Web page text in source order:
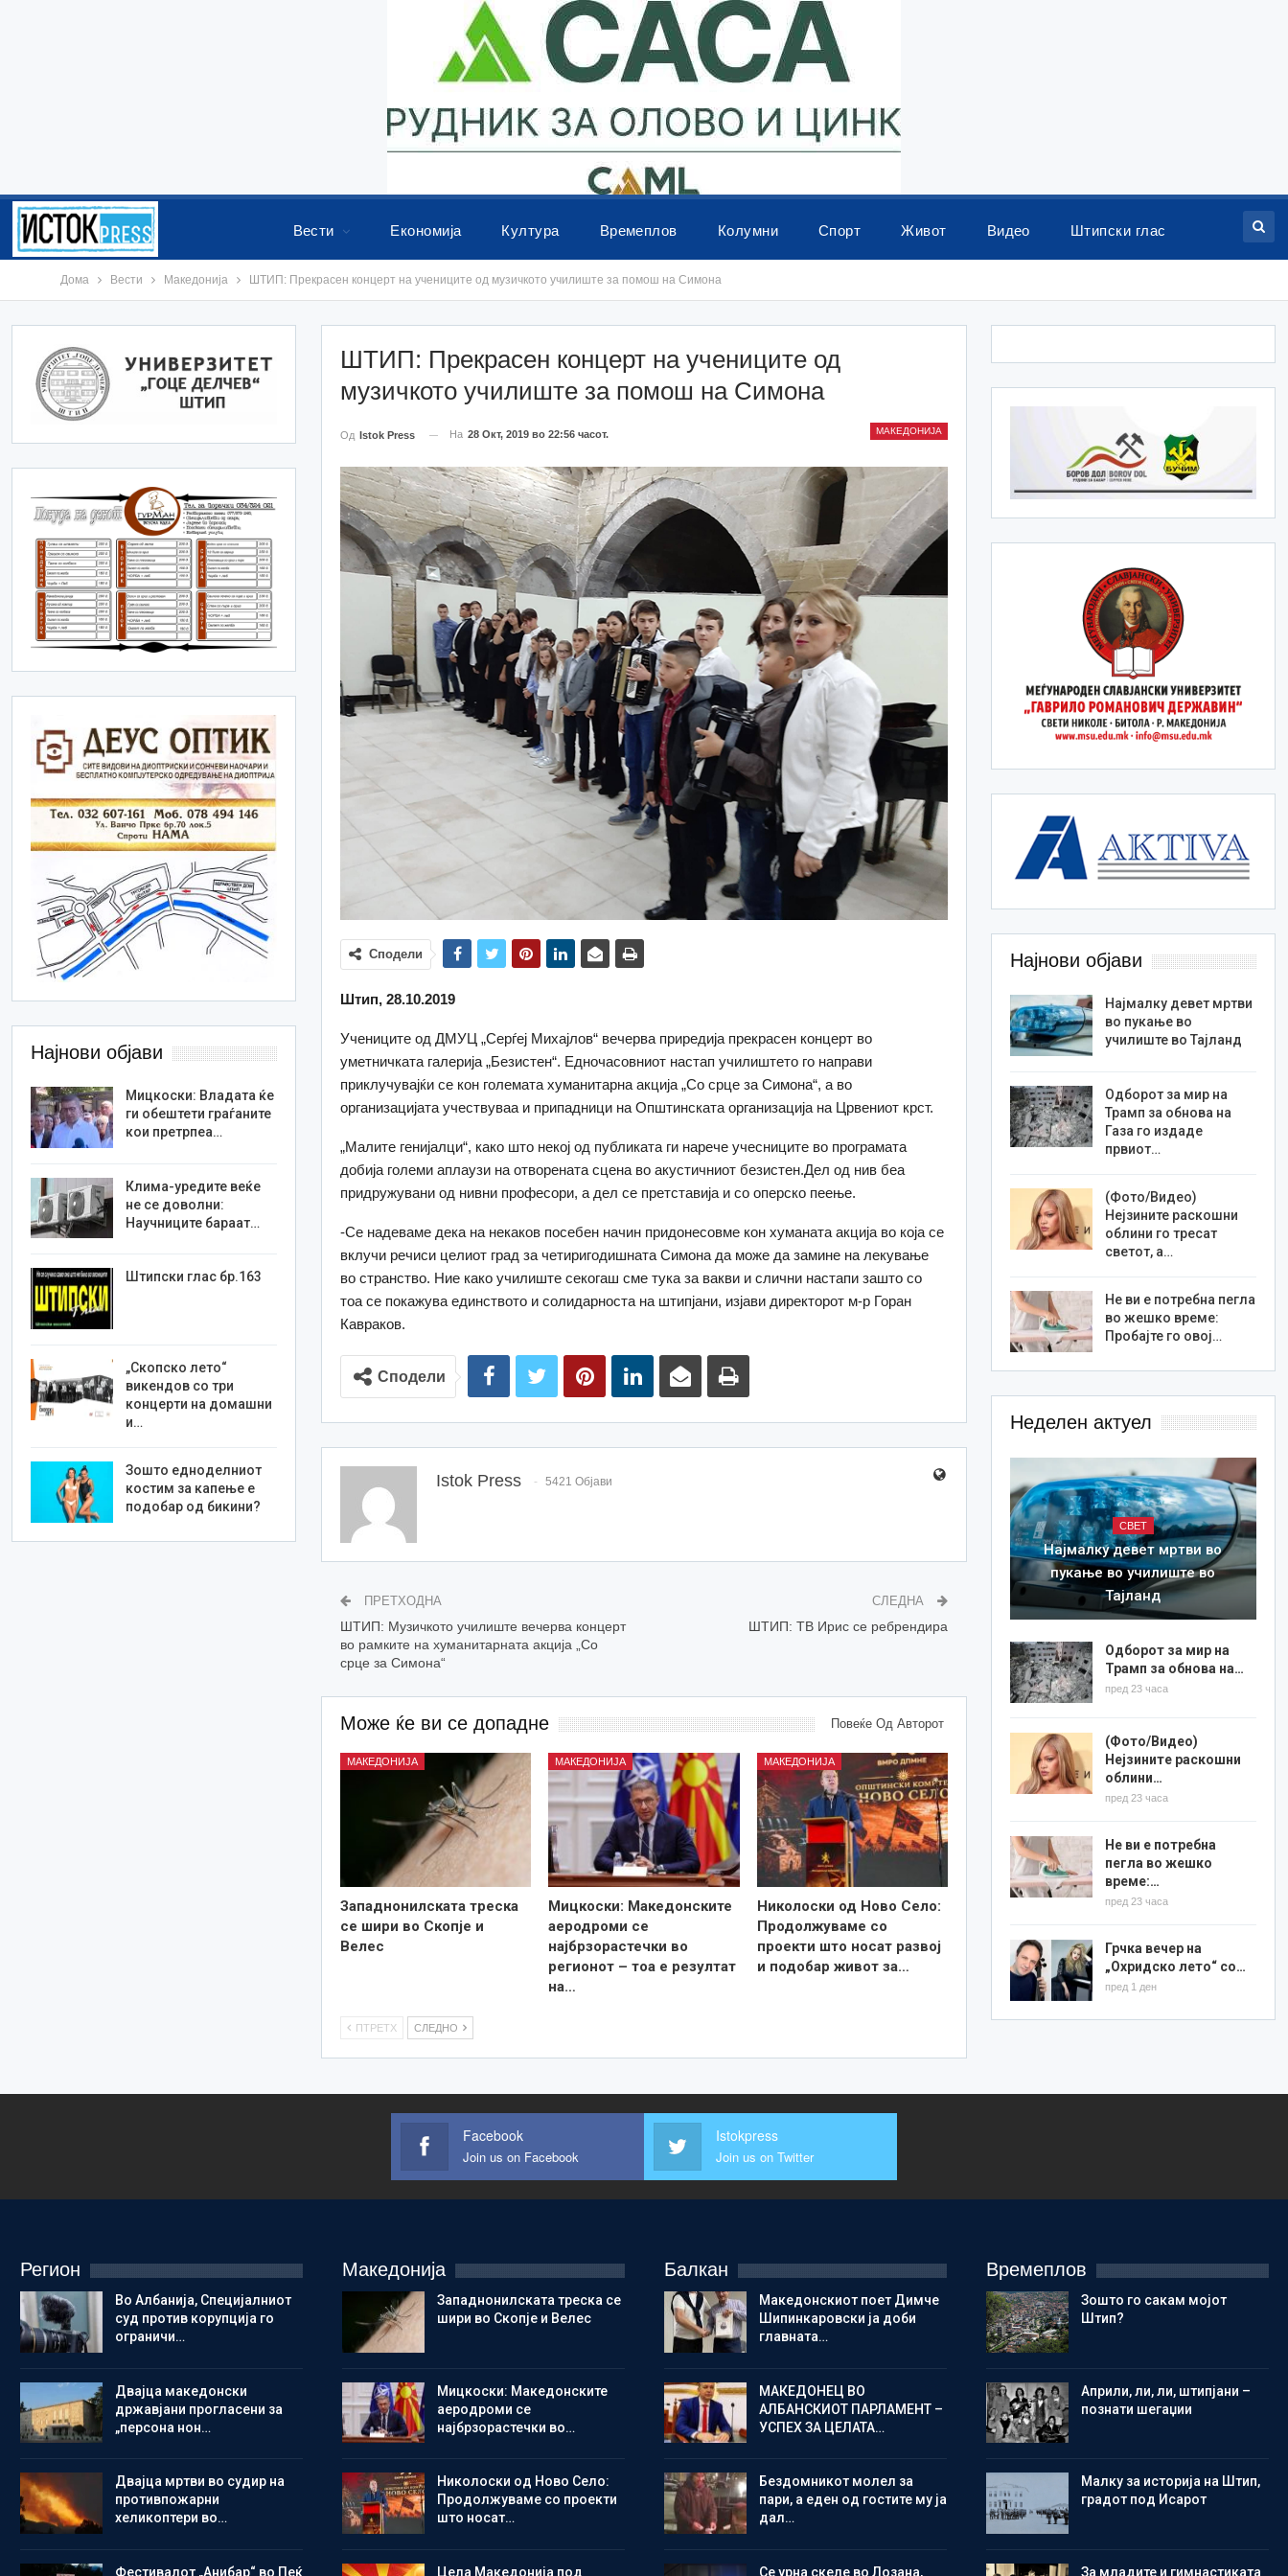
Вести Економија Култура Времеплов Колумни Спорт Живот Видео Штипски глас
Дома Вести Македонија ШТИП: Прекрасен концерт на учениците од музичкото училиште за помош на Симона
ШТИП: Прекрасен концерт на учениците од
музичкото училиште за помош на Симона
МАКЕДОНИЈА
Од Istok Press На 28 Окт, 2019 во 22:56 часот.
Сподели
Штип, 28.10.2019
Учениците од ДМУЦ „Серѓеј Михајлов“ вечерва приредија прекрасен концерт во
уметничката галерија „Безистен“. Едночасовниот настап училиштето го направи
приклучувајќи се кон големата хуманитарна акција „Со срце за Симона“, а во
организацијата учествуваа и припадници на Општинската организација на Црвениот крст.
„Малите генијалци“, како што некој од публиката ги нарече учесниците во програмата
добија големи аплаузи на отворената сцена во акустичниот безистен.Дел од нив беа
придружувани од нивни професори, а дел се претставија и со оперско пеење.
-Се надеваме дека на некаков посебен начин придонесовме кон хуманата акција во која се
вклучи речиси целиот град за четиригодишната Симона да може да замине на лекување
во странство. Ние како училиште секогаш сме тука за вакви и слични настапи зашто со
тоа се покажува единството и солидарноста на штипјани, изјави директорот м-р Горан
Кавраков.
Сподели
Istok Press 5421 Објави
ПРЕТХОДНА
ШТИП: Музичкото училиште вечерва концерт
во рамките на хуманитарната акција „Со
срце за Симона“
СЛЕДНА
ШТИП: ТВ Ирис се ребрендира
Може ќе ви се допадне Повеќе Од Авторот
МАКЕДОНИЈА
Западнонилската треска
се шири во Скопје и
Велес
МАКЕДОНИЈА
Мицкоски: Македонските
аеродроми се
најбрзорастечки во
регионот – тоа е резултат
на…
МАКЕДОНИЈА
Николоски од Ново Село:
Продолжуваме со
проекти што носат развој
и подобар живот за…
ПТРЕТХ СЛЕДНО
Најнови објави
Најмалку девет мртви
во пукање во
училиште во Тајланд
Одборот за мир на
Трамп за обнова на
Газа го издаде
првиот…
(Фото/Видео)
Нејзините раскошни
облини го тресат
светот, а…
Не ви е потребна пегла
во жешко време:
Пробајте го овој…
Неделен актуел
СВЕТ
Најмалку девет мртви во
пукање во училиште во
Тајланд
Одборот за мир на
Трамп за обнова на…
пред 23 часа
(Фото/Видео)
Нејзините раскошни
облини…
пред 23 часа
Не ви е потребна
пегла во жешко
време:…
пред 23 часа
Грчка вечер на
„Охридско лето“ со…
пред 1 ден
Најнови објави
Мицкоски: Владата ќе
ги обештети граѓаните
кои претрпеа…
Клима-уредите веќе
не се доволни:
Научниците бараат…
Штипски глас бр.163
„Скопско лето“
викендов со три
концерти на домашни
и…
Зошто едноделниот
костим за капење е
подобар од бикини?
Facebook
Join us on Facebook
Istokpress
Join us on Twitter
Регион
Во Албанија, Специјалниот
суд против корупција го
ограничи…
Двајца македонски
државјани прогласени за
„персона нон…
Двајца мртви во судир на
противпожарни
хеликоптери во…
Фестивалот „Анибар“ во Пеќ
Македонија
Западнонилската треска се
шири во Скопје и Велес
Мицкоски: Македонските
аеродроми се
најбрзорастечки во…
Николоски од Ново Село:
Продолжуваме со проекти
што носат…
Цела Македонија под
Балкан
Македонскиот поет Димче
Шипинкаровски ја доби
главната…
МАКЕДОНЕЦ ВО
АЛБАНСКИОТ ПАРЛАМЕНТ –
УСПЕХ ЗА ЦЕЛАТА…
Бездомникот молел за
пари, а еден од гостите му ја
дал…
Се урна скеле во Лозана,
Времеплов
Зошто го сакам мојот
Штип?
Aприли, ли, ли, штипјани –
познати шегаџии
Малку за историја на Штип,
градот под Исарот
Зa младите и гимнастиката